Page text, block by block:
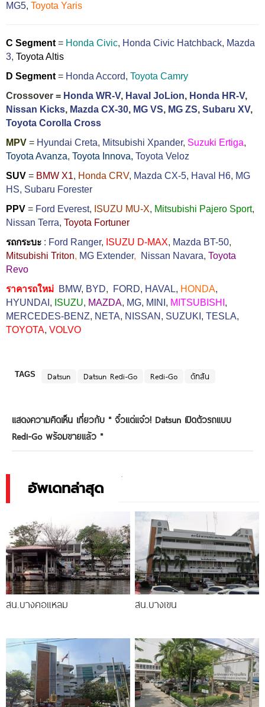
MG5, Toyota Yaris
C Segment = Honda Civic, Honda Civic Hatchback, Mazda
3, Toyota Altis
D Segment = Honda Accord, Toyota Camry
Crossover = Honda WR-V, Haval JoLion, Honda HR-V,
Nissan Kicks, Mazda CX-30, MG VS, MG ZS, Subaru XV,
Toyota Corolla Cross
MPV = Hyundai Creta, Mitsubishi Xpander, Suzuki Ertiga,
Toyota Avanza, Toyota Innova, Toyota Veloz
SUV = BMW X1, Honda CRV, Mazda CX-5, Haval H6, MG
HS, Subaru Forester
PPV = Ford Everest, ISUZU MU-X, Mitsubishi Pajero Sport,
Nissan Terra, Toyota Fortuner
รถกระบะ : Ford Ranger, ISUZU D-MAX, Mazda BT-50,
Mitsubishi Triton, MG Extender, Nissan Navara, Toyota
Revo
ราคารถใหม่ BMW, BYD, FORD, HAVAL, HONDA,
HYUNDAI , ISUZU, MAZDA, MG, MINI , MITSUBISHI ,
MERCEDES-BENZ, NETA, NISSAN , SUZUKI , TESLA,
TOYOTA, VOLVO
TAGS Datsun Datsun Redi-Go Redi-Go ดัทสัน
แสดงความคิดเห็น เกี่ยวกับ " จิ๋วแต่แจ๋ว! Datsun เปิดตัวรถแบบ
Redi-Go พร้อมขายแล้ว "
อัพเดทล่าสุด
สน.บางคอแหลม สน.บางเขน